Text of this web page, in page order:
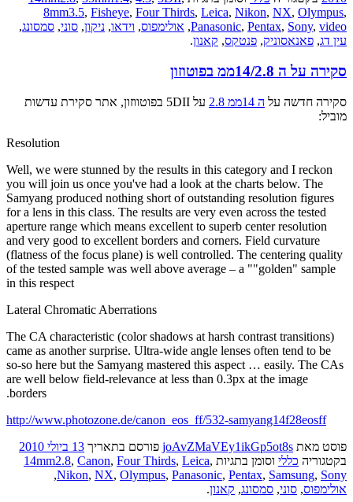
8mm3.5, Fisheye, Four Thirds, Leica, Nikon, NX, Olympus,
Panasonic, Pentax, Sony, video
, אולימפוס, וידאו, ניקון, סוני, סמסונג,
עין דג, פאנאסוניק, פנטקס, קאנון.
סקירה על ה 14/2.8ממ בפוטוזון
סקירה חדשה על ה 14ממ 2.8
על 5DII בפוטווזון, אתר סקירת עדשות
מוביל:
Resolution
Well, we were stunned by the results in this category and I reckon
you will join us once you've had a look at the charts below. The
Samyang produced nothing short of outstanding resolution figures
for a lens in this class. The results are very even across the tested
aperture range which means excellent to superb center resolution
and very good to excellent borders and corners. Field curvature
(flatness of the focus plane) is well controlled. The centering quality
of the tested sample was well above average – a ""golden" sample
in this respect
Lateral Chromatic Aberrations
The CA characteristic (color shadows at harsh contrast transitions)
came as another surprise. Ultra-wide angle lenses often tend to be
so-so here but the Samyang mastered this aspect … easily. The CAs
are well below field-relevance at less than 0.3px at the image
borders.
http://www.photozone.de/canon_eos_ff/532-samyang14f28eosff
פוסט מאת joAvZMaVEy1ikGp5ot8s פורסם בתאריך 13 ביולי 2010
בקטגוריה כללי וסומן בתגיות 14mm2.8, Canon, Four Thirds, Leica,
Nikon, NX, Olympus, Panasonic, Pentax, Samsung, Sony
,
אולימפוס, סוני, סמסונג, קאנון.